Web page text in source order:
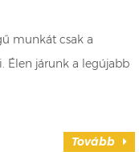
munkát csak a
Élen járunk a legújabb
Tovább